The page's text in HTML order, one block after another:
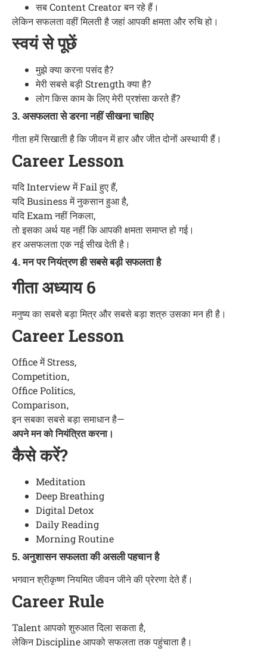
सब Content Creator बन रहे हैं।
लेकिन सफलता वहीं मिलती है जहां आपकी क्षमता और रुचि हो।
स्वयं से पूछें
मुझे क्या करना पसंद है?
मेरी सबसे बड़ी Strength क्या है?
लोग किस काम के लिए मेरी प्रशंसा करते हैं?
3. असफलता से डरना नहीं सीखना चाहिए
गीता हमें सिखाती है कि जीवन में हार और जीत दोनों अस्थायी हैं।
Career Lesson
यदि Interview में Fail हुए हैं,
यदि Business में नुकसान हुआ है,
यदि Exam नहीं निकला,
तो इसका अर्थ यह नहीं कि आपकी क्षमता समाप्त हो गई।
हर असफलता एक नई सीख देती है।
4. मन पर नियंत्रण ही सबसे बड़ी सफलता है
गीता अध्याय 6
मनुष्य का सबसे बड़ा मित्र और सबसे बड़ा शत्रु उसका मन ही है।
Career Lesson
Office में Stress,
Competition,
Office Politics,
Comparison,
इन सबका सबसे बड़ा समाधान है—
अपने मन को नियंत्रित करना।
कैसे करें?
Meditation
Deep Breathing
Digital Detox
Daily Reading
Morning Routine
5. अनुशासन सफलता की असली पहचान है
भगवान श्रीकृष्ण नियमित जीवन जीने की प्रेरणा देते हैं।
Career Rule
Talent आपको शुरुआत दिला सकता है,
लेकिन Discipline आपको सफलता तक पहुंचाता है।